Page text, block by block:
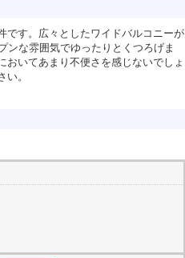
です。広々としたワイドバルコニーが
ンな雰囲気でゆったりとくつろげま
いてあまり不便さを感じないでしょ
。